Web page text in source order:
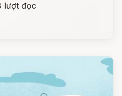
lượt đọc